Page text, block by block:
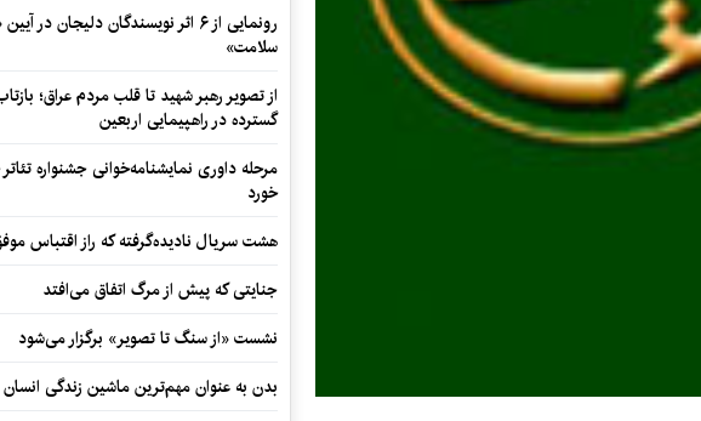
رونمایی از ۶ اثر نویسندگان دلیجان در
سلامت»
از تصویر رهبر شهید تا قلب مردم عراق؛
گسترده در راهپیمایی اربعین
مرحله داوری نمایشنامه‌خوانی جشنواره
خورد
هشت سریال نادیده‌گرفته که راز اقتباس
جنایتی که پیش از مرگ اتفاق می‌افتد
نشست «از سنگ تا تصویر» برگزار می‌شود
بدن به عنوان مهم‌ترین ماشین زندگی انسان